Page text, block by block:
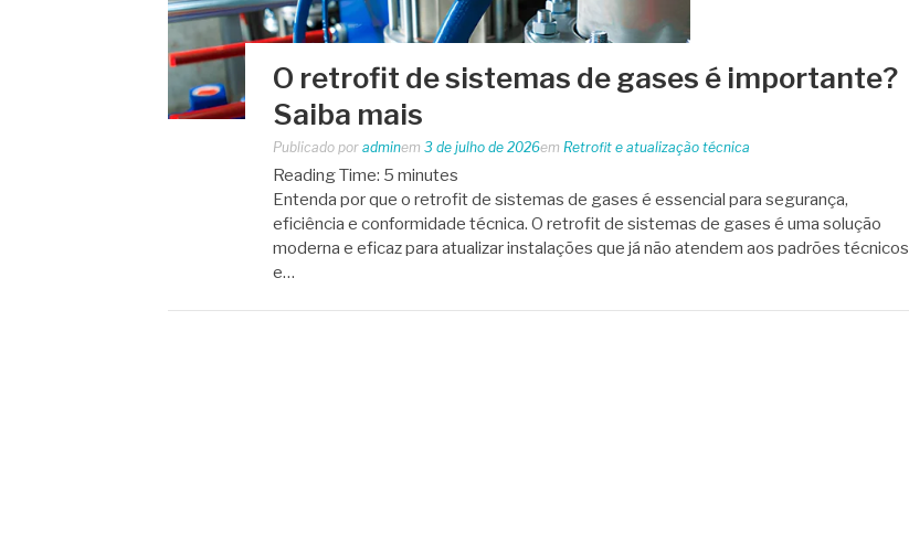
O retrofit de sistemas de gases é importante?
Saiba mais
Publicado por adminem 3 de julho de 2026em Retrofit e atualização técnica
Reading Time: 5 minutes
Entenda por que o retrofit de sistemas de gases é essencial para segurança,
eficiência e conformidade técnica. O retrofit de sistemas de gases é uma solução
moderna e eficaz para atualizar instalações que já não atendem aos padrões técnicos
e…